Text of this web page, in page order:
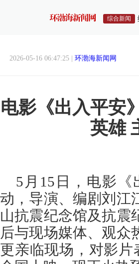
综合新闻
2026-05-16 06:47:25 | 环渤海新闻网
电影《出入平安
英雄
5月15日，电影
动，导演、编剧刘江
山抗震纪念馆及抗震
后与现场媒体、观众
更亲临现场，对影